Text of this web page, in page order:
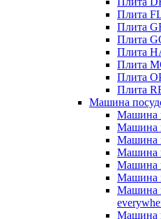
Плита
Плита
Плита
Плита
Плита
Плита
Плита
Машина
Машина
Машина
Машина
Машина
Машина
Машина
Машина
Машина